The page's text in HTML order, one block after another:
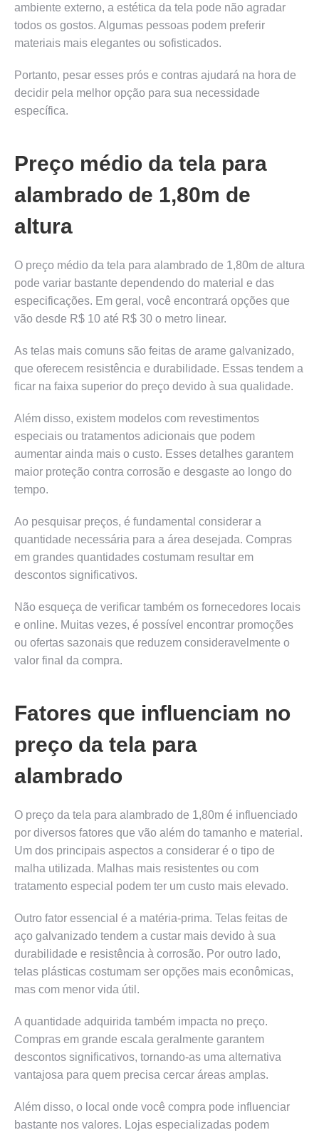
ambiente externo, a estética da tela pode não agradar
todos os gostos. Algumas pessoas podem preferir
materiais mais elegantes ou sofisticados.
Portanto, pesar esses prós e contras ajudará na hora de
decidir pela melhor opção para sua necessidade
específica.
Preço médio da tela para
alambrado de 1,80m de
altura
O preço médio da tela para alambrado de 1,80m de altura
pode variar bastante dependendo do material e das
especificações. Em geral, você encontrará opções que
vão desde R$ 10 até R$ 30 o metro linear.
As telas mais comuns são feitas de arame galvanizado,
que oferecem resistência e durabilidade. Essas tendem a
ficar na faixa superior do preço devido à sua qualidade.
Além disso, existem modelos com revestimentos
especiais ou tratamentos adicionais que podem
aumentar ainda mais o custo. Esses detalhes garantem
maior proteção contra corrosão e desgaste ao longo do
tempo.
Ao pesquisar preços, é fundamental considerar a
quantidade necessária para a área desejada. Compras
em grandes quantidades costumam resultar em
descontos significativos.
Não esqueça de verificar também os fornecedores locais
e online. Muitas vezes, é possível encontrar promoções
ou ofertas sazonais que reduzem consideravelmente o
valor final da compra.
Fatores que influenciam no
preço da tela para
alambrado
O preço da tela para alambrado de 1,80m é influenciado
por diversos fatores que vão além do tamanho e material.
Um dos principais aspectos a considerar é o tipo de
malha utilizada. Malhas mais resistentes ou com
tratamento especial podem ter um custo mais elevado.
Outro fator essencial é a matéria-prima. Telas feitas de
aço galvanizado tendem a custar mais devido à sua
durabilidade e resistência à corrosão. Por outro lado,
telas plásticas costumam ser opções mais econômicas,
mas com menor vida útil.
A quantidade adquirida também impacta no preço.
Compras em grande escala geralmente garantem
descontos significativos, tornando-as uma alternativa
vantajosa para quem precisa cercar áreas amplas.
Além disso, o local onde você compra pode influenciar
bastante nos valores. Lojas especializadas podem